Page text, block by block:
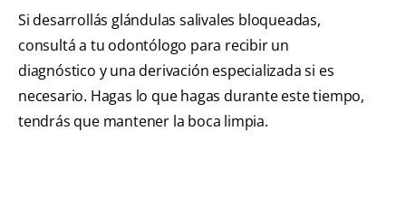
Si desarrollás glándulas salivales bloqueadas,
consultá a tu odontólogo para recibir un
diagnóstico y una derivación especializada si es
necesario. Hagas lo que hagas durante este tiempo,
tendrás que mantener la boca limpia.